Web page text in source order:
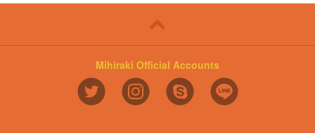
Mihiraki Official Accounts